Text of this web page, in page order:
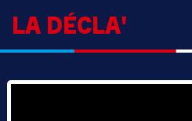
LA DÉCLA'